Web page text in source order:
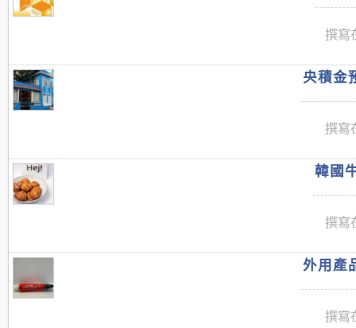
撰寫
央積金
撰寫
韓國
撰寫
外用產
撰寫